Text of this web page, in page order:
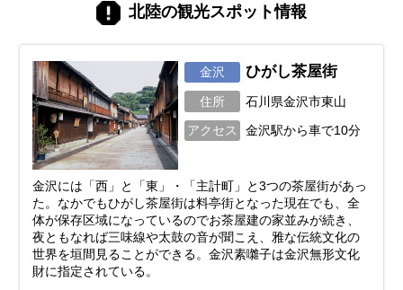
北陸の観光スポット情報
金沢 ひがし茶屋街
住所 石川県金沢市東山
アクセス 金沢駅から車で10分
金沢には「西」と「東」・「主計町」と3つの茶屋街があっ
た。なかでもひがし茶屋街は料亭街となった現在でも、全
体が保存区域になっているのでお茶屋建の家並みが続き、
夜ともなれば三味線や太鼓の音が聞こえ、雅な伝統文化の
世界を垣間見ることができる。金沢素囃子は金沢無形文化
財に指定されている。